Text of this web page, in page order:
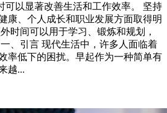
可以显著改善生活和工作效率。 坚持
康、个人成长和职业发展方面取得明
时间可以用于学习、锻炼和规划，
、引言 现代生活中，许多人面临着
率低下的困扰。早起作为一种简单有
越...